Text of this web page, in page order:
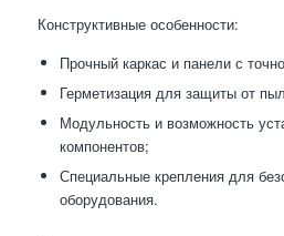
Конструктивные особенности:
Прочный каркас и панели с
Герметизация для защиты от
Модульность и возможность
компонентов;
Специальные крепления для
оборудования.